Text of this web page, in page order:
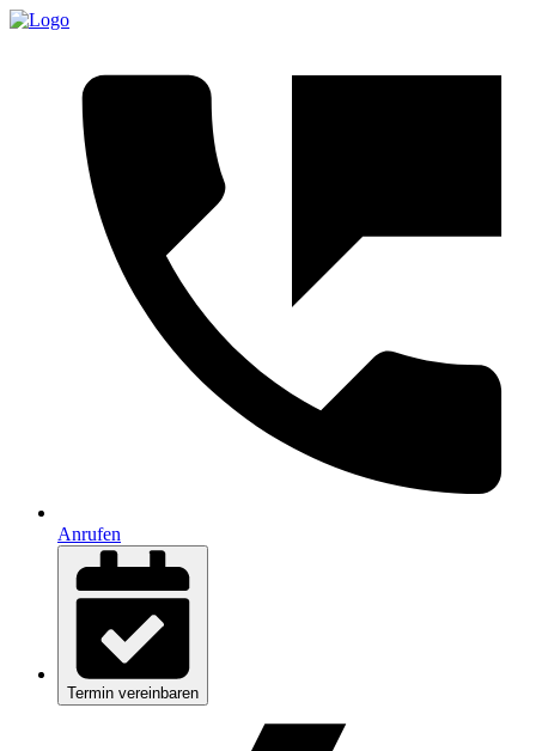
Anrufen
Termin vereinbaren